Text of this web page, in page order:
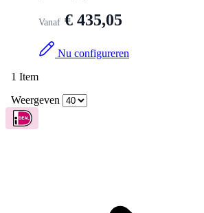
Vanaf € 435,05
Nu configureren
1 Item
Weergeven